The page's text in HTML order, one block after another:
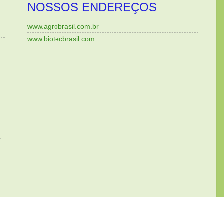
NOSSOS ENDEREÇOS
www.agrobrasil.com.br
www.biotecbrasil.com